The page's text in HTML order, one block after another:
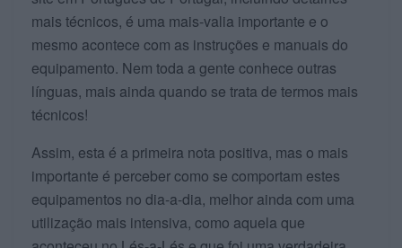
mais técnicos, é uma mais-valia importante e o
mesmo acontece com as instruções e manuais do
equipamento. Nem toda a gente conhece outras
línguas, mais ainda quando se trata de termos mais
técnicos!
Assim, esta é a primeira nota positiva, mas o mais
importante é perceber como se comportam estes
equipamentos no dia-a-dia, melhor ainda com uma
utilização mais intensiva, como aquela que